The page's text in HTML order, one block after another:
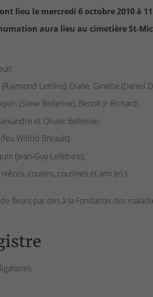
lieu le mercredi 6 octobre 2010 à
aura lieu au cimetière St-
Lemire), Diane, Ginette (Daniel
(Steve Bellerive), Benoit Jr Richard;
et Olivier Bellerive;
Wilfrid Breault);
(Jean-Guy Lefebvre);
cousins, cousines et ami (e) s
fleurs par des à la Fondation des